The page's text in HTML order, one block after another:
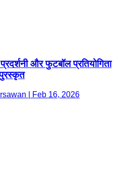
और फुटबॉल प्रतियोगिता
| Feb 16, 2026